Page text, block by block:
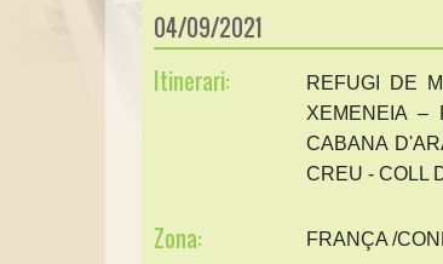
04/09/2021
Itinerari:
REFUGI DE
XEMENEIA –
CABANA
CREU - COLL
Zona: FRANÇA /